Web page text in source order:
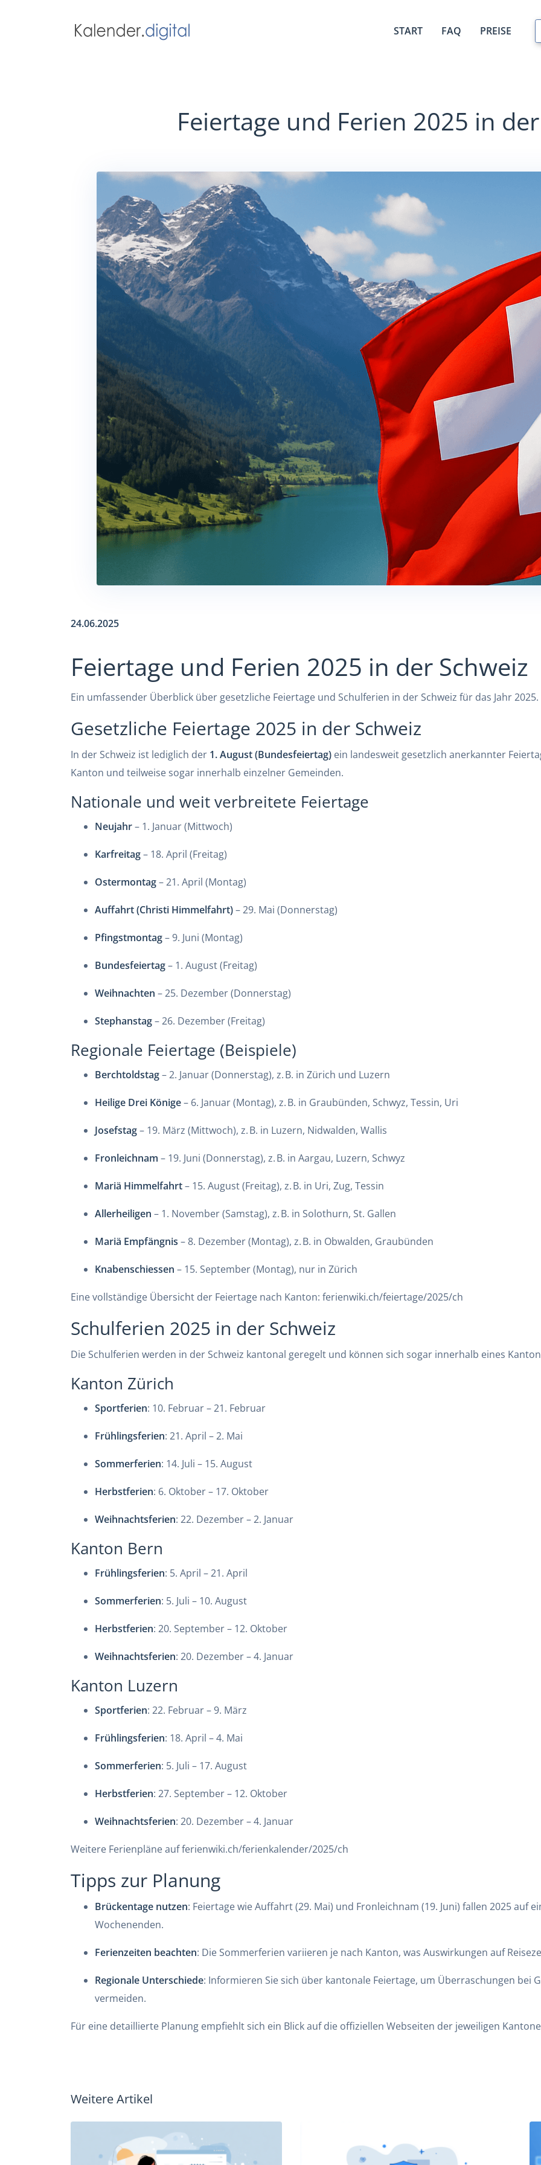
START FAQ PREISE
Feiertage und Ferien 2025 in
24.06.2025
Feiertage und Ferien 2025 in der Schweiz
Ein umfassender Überblick über gesetzliche Feiertage und Schulferien in der Schweiz für das Jahr 2025.
Gesetzliche Feiertage 2025 in der Schweiz
In der Schweiz ist lediglich der 1. August (Bundesfeiertag) ein landesweit gesetzlich anerkannter
Kanton und teilweise sogar innerhalb einzelner Gemeinden.
Nationale und weit verbreitete Feiertage
Neujahr– 1. Januar (Mittwoch)
Karfreitag– 18. April (Freitag)
Ostermontag– 21. April (Montag)
Auffahrt (Christi Himmelfahrt)– 29. Mai (Donnerstag)
Pfingstmontag– 9. Juni (Montag)
Bundesfeiertag– 1. August (Freitag)
Weihnachten – 25. Dezember (Donnerstag)
Stephanstag– 26. Dezember (Freitag)
Regionale Feiertage (Beispiele)
Berchtoldstag– 2. Januar (Donnerstag), z. B. in Zürich und Luzern
Heilige Drei Könige– 6. Januar (Montag), z. B. in Graubünden, Schwyz, Tessin, Uri
Josefstag– 19. März (Mittwoch), z. B. in Luzern, Nidwalden, Wallis
Fronleichnam – 19. Juni (Donnerstag), z. B. in Aargau, Luzern, Schwyz
Mariä Himmelfahrt– 15. August (Freitag), z. B. in Uri, Zug, Tessin
Allerheiligen – 1. November (Samstag), z. B. in Solothurn, St. Gallen
Mariä Empfängnis – 8. Dezember (Montag), z. B. in Obwalden, Graubünden
Knabenschiessen – 15. September (Montag), nur in Zürich
Eine vollständige Übersicht der Feiertage nach Kanton: ferienwiki.ch/feiertage/2025/ch
Schulferien 2025 in der Schweiz
Die Schulferien werden in der Schweiz kantonal geregelt und können sich sogar innerhalb eines
Kanton Zürich
Sportferien: 10. Februar – 21. Februar
Frühlingsferien: 21. April – 2. Mai
Sommerferien: 14. Juli – 15. August
Herbstferien: 6. Oktober – 17. Oktober
Weihnachtsferien: 22. Dezember – 2. Januar
Kanton Bern
Frühlingsferien: 5. April – 21. April
Sommerferien: 5. Juli – 10. August
Herbstferien: 20. September – 12. Oktober
Weihnachtsferien: 20. Dezember – 4. Januar
Kanton Luzern
Sportferien: 22. Februar – 9. März
Frühlingsferien: 18. April – 4. Mai
Sommerferien: 5. Juli – 17. August
Herbstferien: 27. September – 12. Oktober
Weihnachtsferien: 20. Dezember – 4. Januar
Weitere Ferienpläne aufferienwiki.ch/ferienkalender/2025/ch
Tipps zur Planung
Brückentage nutzen: Feiertage wie Auffahrt (29. Mai) und Fronleichnam (19. Juni) fallen 2025 auf
Wochenenden.
Ferienzeiten beachten: Die Sommerferien variieren je nach Kanton, was Auswirkungen auf
Regionale Unterschiede: Informieren Sie sich über kantonale Feiertage, um Überraschungen bei
vermeiden.
Für eine detaillierte Planung empfiehlt sich ein Blick auf die offiziellen Webseiten der jeweiligen
Weitere Artikel